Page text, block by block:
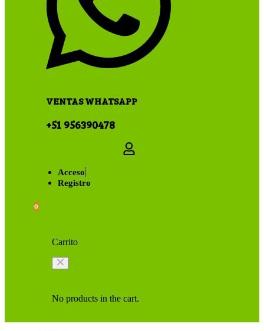
VENTAS WHATSAPP
+51 956390478
Acceso
Registro
0
Carrito
No products in the cart.